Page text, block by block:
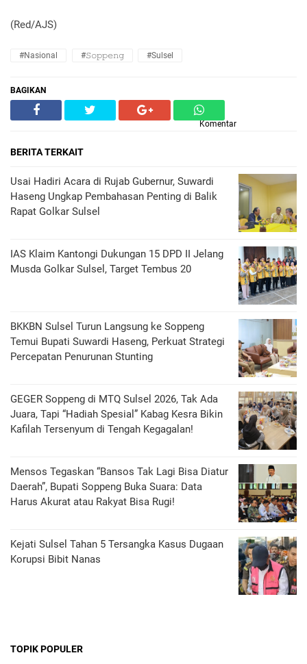
(Red/AJS)
#Nasional #𝚂𝚘𝚙𝚙𝚎𝚗𝚐 #Sulsel
BAGIKAN
Komentar
BERITA TERKAIT
Usai Hadiri Acara di Rujab Gubernur, Suwardi
Haseng Ungkap Pembahasan Penting di Balik
Rapat Golkar Sulsel
IAS Klaim Kantongi Dukungan 15 DPD II Jelang
Musda Golkar Sulsel, Target Tembus 20
BKKBN Sulsel Turun Langsung ke Soppeng
Temui Bupati Suwardi Haseng, Perkuat Strategi
Percepatan Penurunan Stunting
GEGER Soppeng di MTQ Sulsel 2026, Tak Ada
Juara, Tapi “Hadiah Spesial” Kabag Kesra Bikin
Kafilah Tersenyum di Tengah Kegagalan!
Mensos Tegaskan “Bansos Tak Lagi Bisa Diatur
Daerah”, Bupati Soppeng Buka Suara: Data
Harus Akurat atau Rakyat Bisa Rugi!
Kejati Sulsel Tahan 5 Tersangka Kasus Dugaan
Korupsi Bibit Nanas
TOPIK POPULER